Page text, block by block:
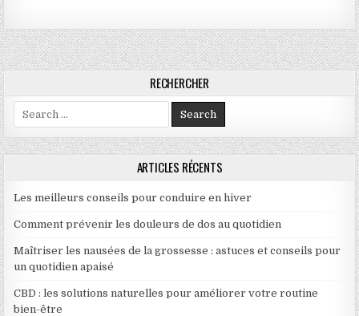
RECHERCHER
Search for:
ARTICLES RÉCENTS
Les meilleurs conseils pour conduire en hiver
Comment prévenir les douleurs de dos au quotidien
Maîtriser les nausées de la grossesse : astuces et conseils pour
un quotidien apaisé
CBD : les solutions naturelles pour améliorer votre routine
bien-être